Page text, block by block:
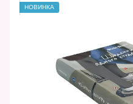
НОВИНКА